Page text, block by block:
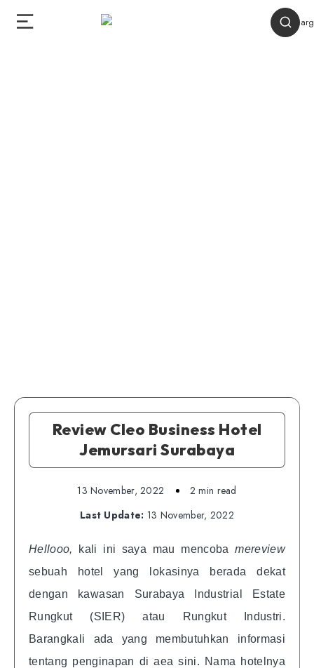
Review Cleo Business Hotel
Jemursari Surabaya
13 November, 2022
2 min read
Last Update: 13 November, 2022
Hellooo, kali ini saya mau mencobamereview
sebuah hotel yang lokasinya berada dekat
dengan kawasan Surabaya Industrial Estate
Rungkut (SIER) atau Rungkut Industri.
Barangkali ada yang membutuhkan informasi
tentang penginapan di aea sini. Nama hotelnya